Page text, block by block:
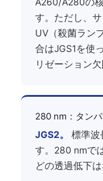
す。ただし、
UV（殺菌ラン
合はJGS1を使
リゼーション
280 nm：タン
JGS2。
標準波
す。280 nmで
どの透過低下